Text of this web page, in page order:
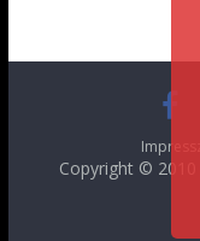
Copyright ©